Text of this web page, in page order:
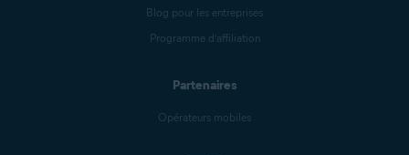
Blog pour les entreprises
Programme d’affiliation
Partenaires
Opérateurs mobiles